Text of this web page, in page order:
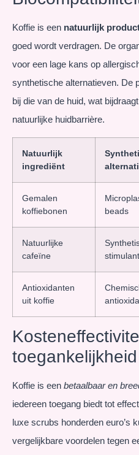
Koffie is een natuurlijk
goed wordt verdragen. De
voor een lage kans op
synthetische alternatieven. De
bij die van de huid, wat
natuurlijke huidbarrière.
Natuurlijk
ingrediënt
Gemalen
koffiebonen
beads
Natuurlijke
cafeïne
Antioxidanten
uit koffie
toegankelijkheid
Koffie is een betaalbaar en
iedereen toegang biedt tot
luxe scrubs honderden euro’s
vergelijkbare voordelen tegen